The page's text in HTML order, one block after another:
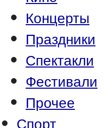
Концерты
Праздники
Спектакли
Фестивали
Прочее
Спорт